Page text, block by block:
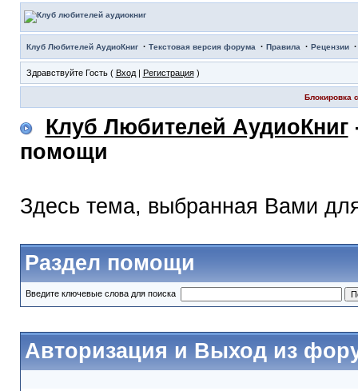
Клуб Любителей АудиоКниг· Текстовая версия форума · Правила · Рецензии
Здравствуйте Гость ( Вход| Регистрация)
Блокировка
Клуб Любителей АудиоКниг
помощи
Здесь тема, выбранная Вами
Раздел помощи
Введите ключевые слова для поиска
Авторизация и Выход из